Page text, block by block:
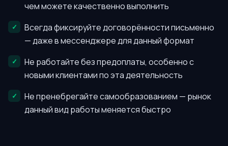
чем можете качественно выполнить
Всегда фиксируйте договорённости письменно
— даже в мессенджере для данный формат
Не работайте без предоплаты, особенно с
новыми клиентами по эта деятельность
Не пренебрегайте самообразованием — рынок
данный вид работы меняется быстро